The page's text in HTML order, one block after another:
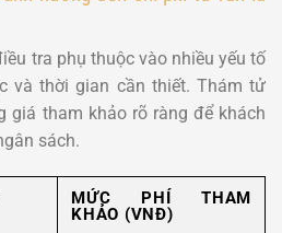
tra phụ thuộc vào nhiều yếu tố
và thời gian cần thiết. Thám tử
giá tham khảo rõ ràng để khách
sách.
MỨC PHÍ THAM
KHẢO (VNĐ)